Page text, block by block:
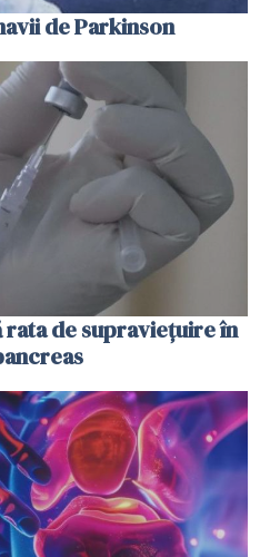
de Parkinson
de supraviețuire în